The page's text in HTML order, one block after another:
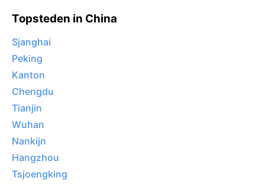
Topsteden in China
Sjanghai
Peking
Kanton
Chengdu
Tianjin
Wuhan
Nankijn
Hangzhou
Tsjoengking